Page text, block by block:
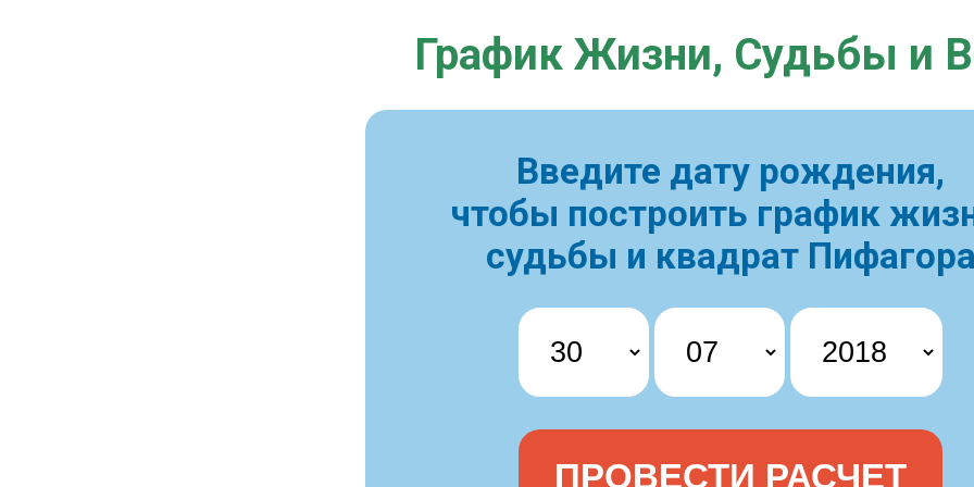
График Жизни, Судьбы и
Введите дату рождения,
чтобы построить график
судьбы и квадрат Пифагора
ПРОВЕСТИ РАСЧЕТ